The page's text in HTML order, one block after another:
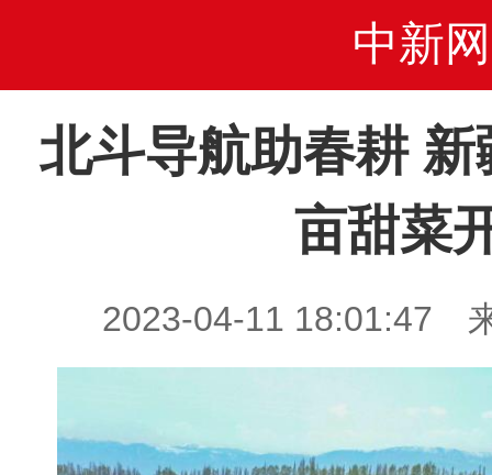
中新网
北斗导航助春耕
亩甜菜
2023-04-11 18:01:47